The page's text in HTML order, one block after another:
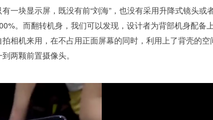
一块显示屏，既没有前“刘海”，也没有采用升降式镜头或
。而翻转机身，我们可以发现，设计者为背部机身配备
相机来用，在不占用正面屏幕的同时，利用上了背壳的空
两颗前置摄像头。